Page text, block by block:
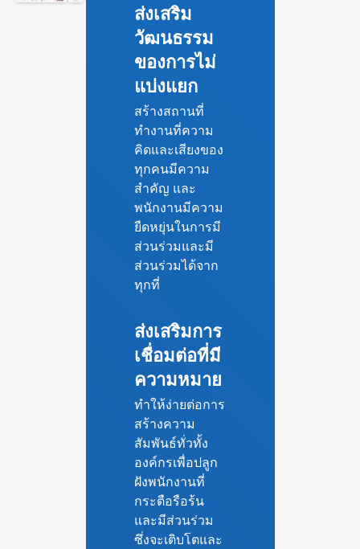
ส่งเสริม
วัฒนธรรม
ของการไม่
แบ่งแยก
สร้างสถานที่
ทำงานที่ความ
คิดและเสียงของ
ทุกคนมีความ
สำคัญ และ
พนักงานมีความ
ยืดหยุ่นในการมี
ส่วนร่วมและมี
ส่วนร่วมได้จาก
ทุกที่
ส่งเสริมการ
เชื่อมต่อที่มี
ความหมาย
ทำให้ง่ายต่อการ
สร้างความ
สัมพันธ์ทั่วทั้ง
องค์กรเพื่อปลูก
ฝังพนักงานที่
กระตือรือร้น
และมีส่วนร่วม
ซึ่งจะเติบโตและ